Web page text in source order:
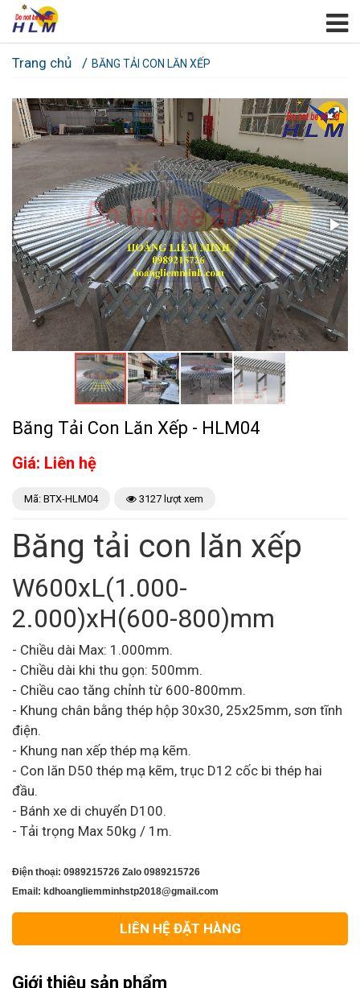
Trang chủ BĂNG TẢI CON LĂN XẾP
Băng Tải Con Lăn Xếp - HLM04
Giá: Liên hệ
Mã: BTX-HLM04 3127 lượt xem
Băng tải con lăn xếp
W600xL(1.000-
2.000)xH(600-800)mm
- Chiều dài Max: 1.000mm.
- Chiều dài khi thu gọn: 500mm.
- Chiều cao tăng chỉnh từ 600-800mm.
- Khung chân bằng thép hộp 30x30, 25x25mm, sơn tĩnh
điện.
- Khung nan xếp thép mạ kẽm.
- Con lăn D50 thép mạ kẽm, trục D12 cốc bi thép hai
đầu.
- Bánh xe di chuyển D100.
- Tải trọng Max 50kg / 1m.
Điện thoại: 0989215726 Zalo 0989215726
Email: kdhoangliemminhstp2018@gmail.com
LIÊN HỆ ĐẶT HÀNG
Giới thiệu sản phẩm